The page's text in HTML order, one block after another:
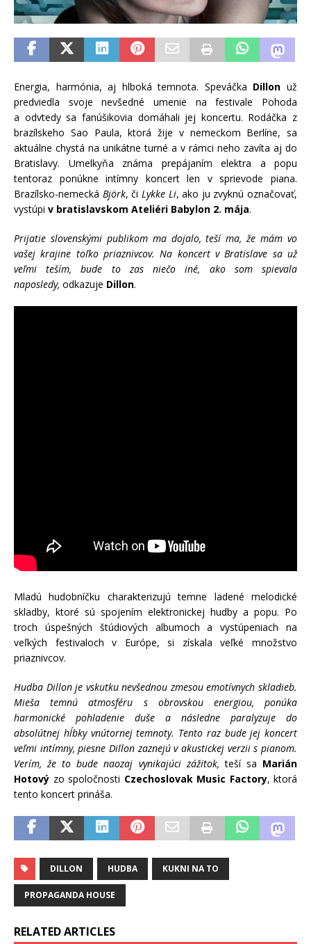
Energia, harmónia, aj hlboká temnota. Speváčka Dillon už
predviedla svoje nevšedné umenie na festivale Pohoda
a odvtedy sa fanúšikovia domáhali jej koncertu. Rodáčka z
brazílskeho Sao Paula, ktorá žije v nemeckom Berlíne, sa
aktuálne chystá na unikátne turné a v rámci neho zavíta aj do
Bratislavy. Umelkyňa známa prepájaním elektra a popu
tentoraz ponúkne intímny koncert len v sprievode piana.
Brazílsko-nemecká Björk, či Lykke Li, ako ju zvyknú označovať,
vystúpi v bratislavskom Ateliéri Babylon 2. mája.
Prijatie slovenskými publikom ma dojalo, teší ma, že mám vo
vašej krajine toľko priaznivcov. Na koncert v Bratislave sa už
veľmi teším, bude to zas niečo iné, ako som spievala
naposledy, odkazuje Dillon.
Mladú hudobníčku charakterizujú temne ladené melodické
skladby, ktoré sú spojením elektronickej hudby a popu. Po
troch úspešných štúdiových albumoch a vystúpeniach na
veľkých festivaloch v Európe, si získala veľké množstvo
priaznivcov.
Hudba Dillon je vskutku nevšednou zmesou emotívnych skladieb.
Mieša temnú atmosféru s obrovskou energiou, ponúka
harmonické pohladenie duše a následne paralyzuje do
absolútnej hĺbky vnútornej temnoty. Tento raz bude jej koncert
veľmi intímny, piesne Dillon zaznejú v akustickej verzii s pianom.
Verím, že to bude naozaj vynikajúci zážitok, teší sa Marián
Hotový zo spoločnosti Czechoslovak Music Factory, ktorá
tento koncert prináša.
DILLON HUDBA KUKNI NA TO
PROPAGANDA HOUSE
RELATED ARTICLES